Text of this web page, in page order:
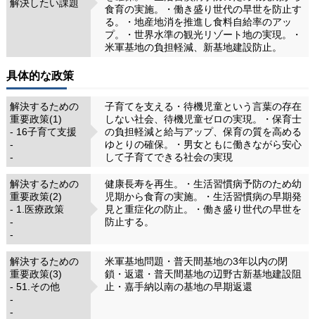
解決したい課題
食育の実施。・働き盛り世代の早世を防止す
る。・地産地消を推進し食料自給率のアッ
プ。・世界水準の観光リゾート地の実現。・
米軍基地の負担軽減、新基地建設防止。
具体的な政策
解決するための
重要政策(1)
- 16子育て支援
-
-
子育てを支える・待機児童という言葉の存在
しない社会、待機児童ゼロの実現。・保育士
の負担軽減と給与アップ、保育の質を高める
ゆとりの確保。・男女ともに働きながら安心
して子育てできる社会の実現
解決するための
重要政策(2)
- 1.医療政策
-
-
健康長寿を再生。・生活習慣病予防のため幼
児期から食育の実施。・生活習慣病の早期発
見と重症化の防止。・働き盛り世代の早世を
防止する。
解決するための
重要政策(3)
- 51.その他
-
-
米軍基地問題・普天間基地の3年以内の閉
鎖・返還・普天間基地の辺野古新基地建設阻
止・嘉手納以南の基地の早期返還